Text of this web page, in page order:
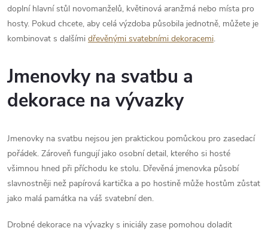
doplní hlavní stůl novomanželů, květinová aranžmá nebo místa pro
hosty. Pokud chcete, aby celá výzdoba působila jednotně, můžete je
kombinovat s dalšími dřevěnými svatebními dekoracemi.
Jmenovky na svatbu a
dekorace na vývazky
Jmenovky na svatbu nejsou jen praktickou pomůckou pro zasedací
pořádek. Zároveň fungují jako osobní detail, kterého si hosté
všimnou hned při příchodu ke stolu. Dřevěná jmenovka působí
slavnostněji než papírová kartička a po hostině může hostům zůstat
jako malá památka na váš svatební den.
Drobné dekorace na vývazky s iniciály zase pomohou doladit